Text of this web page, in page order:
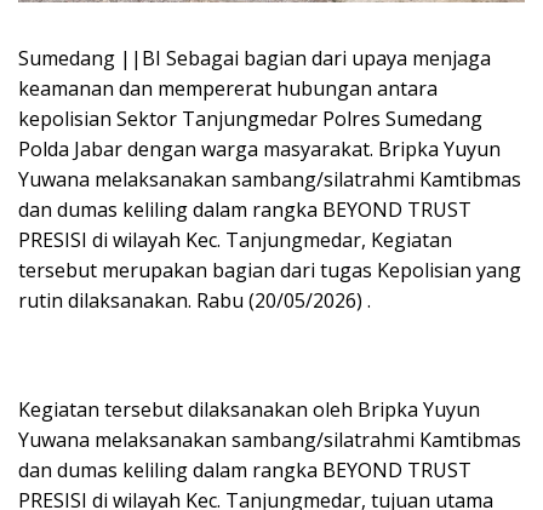
Sumedang ||BI Sebagai bagian dari upaya menjaga
keamanan dan mempererat hubungan antara
kepolisian Sektor Tanjungmedar Polres Sumedang
Polda Jabar dengan warga masyarakat. Bripka Yuyun
Yuwana melaksanakan sambang/silatrahmi Kamtibmas
dan dumas keliling dalam rangka BEYOND TRUST
PRESISI di wilayah Kec. Tanjungmedar, Kegiatan
tersebut merupakan bagian dari tugas Kepolisian yang
rutin dilaksanakan. Rabu (20/05/2026) .
Kegiatan tersebut dilaksanakan oleh Bripka Yuyun
Yuwana melaksanakan sambang/silatrahmi Kamtibmas
dan dumas keliling dalam rangka BEYOND TRUST
PRESISI di wilayah Kec. Tanjungmedar, tujuan utama